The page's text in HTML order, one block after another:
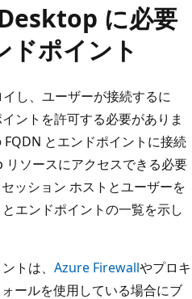
に必要
ドポイント
し、ユーザーが接続するに
ントを許可する必要がありま
とエンドポイントに接続
ソースにアクセスできる必要
ッション ホストとユーザーを
エンドポイントの一覧を示し
トは、 Azure Firewallやプロキ
ールを使用している場合にブ